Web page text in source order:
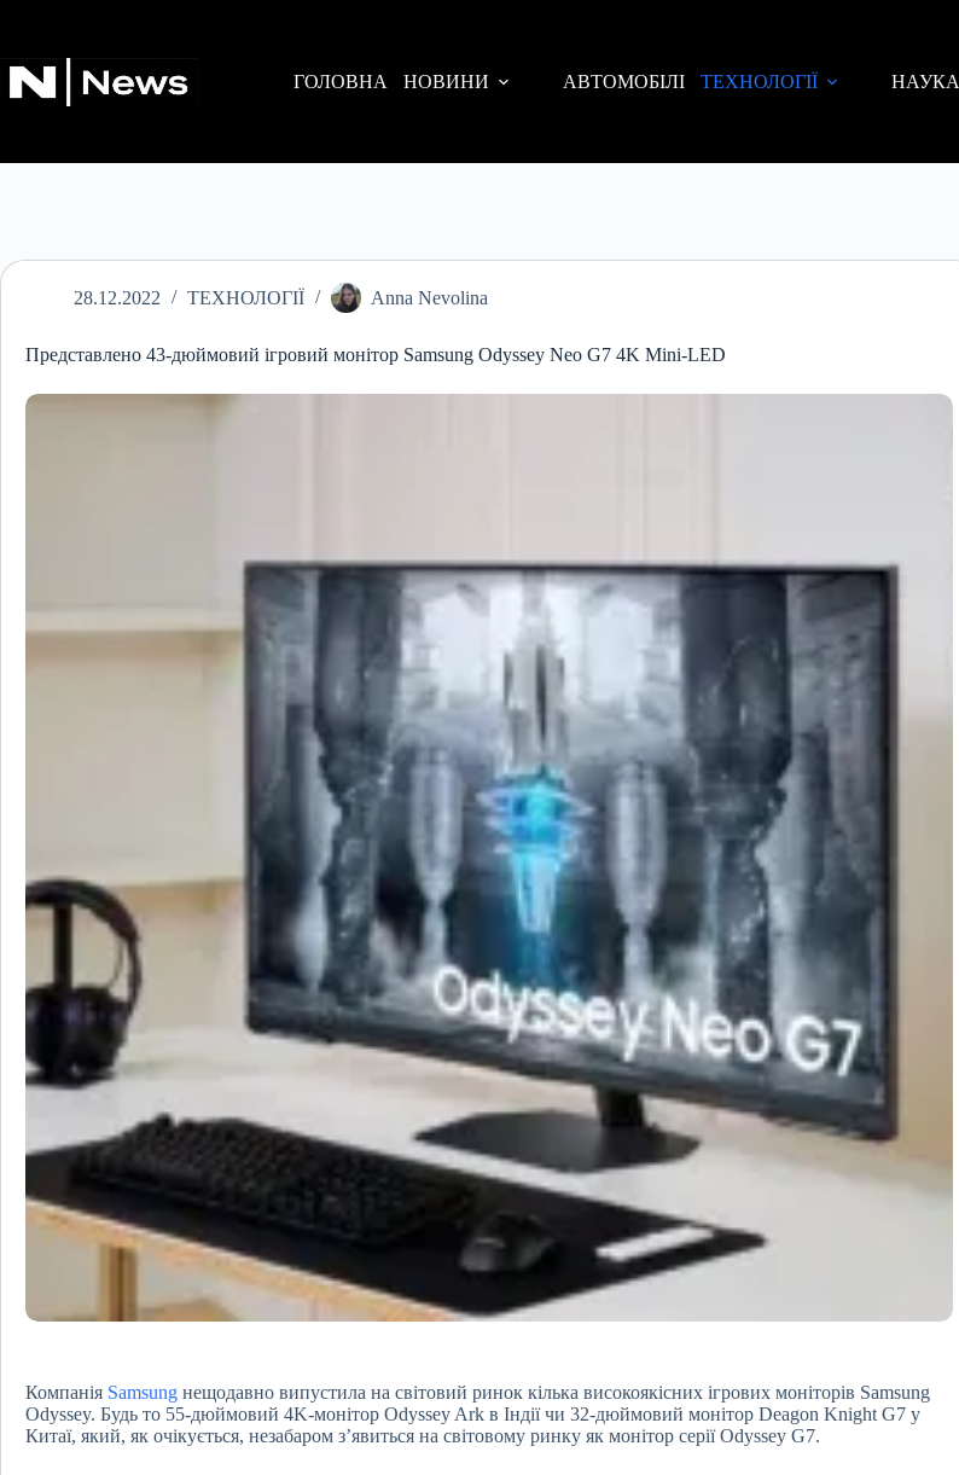
ГОЛОВНА
НОВИНИ АВТОМОБІЛІ ТЕХНОЛОГІЇ НАУКА
28.12.2022 ТЕХНОЛОГІЇ Anna Nevolina
Представлено 43-дюймовий ігровий монітор Samsung Odyssey Neo G7 4K Mini-LED
Компанія Samsung нещодавно випустила на світовий ринок кілька високоякісних ігрових моніторів Samsung
Odyssey. Будь то 55-дюймовий 4K-монітор Odyssey Ark в Індії чи 32-дюймовий монітор Deagon Knight G7 у
Китаї, який, як очікується, незабаром з’явиться на світовому ринку як монітор серії Odyssey G7.